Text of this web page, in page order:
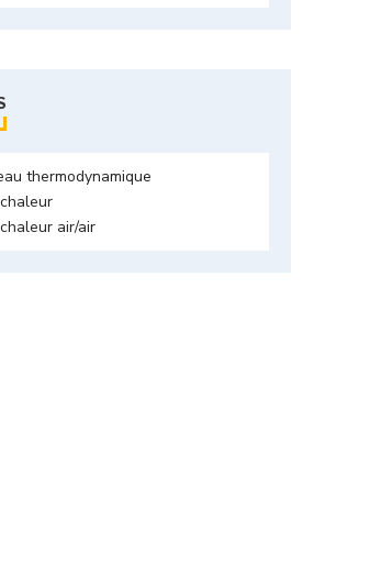
thermodynamique
air/air